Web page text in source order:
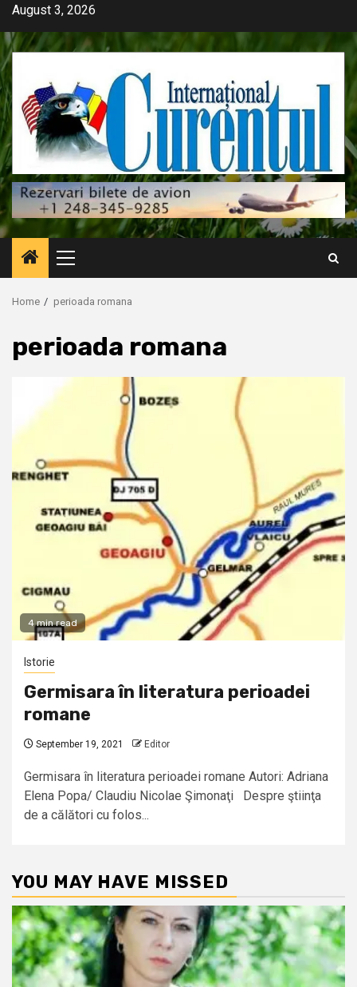
Skip
content
August 3, 2026
Primary
Menu
Home perioada romana
perioada romana
4 min read
Istorie
Germisara în literatura perioadei
romane
September 19, 2021 Editor
Germisara în literatura perioadei romane Autori: Adriana
Elena Popa/ Claudiu Nicolae Şimonaţi Despre ştiinţa
de a călători cu folos...
YOU MAY HAVE MISSED